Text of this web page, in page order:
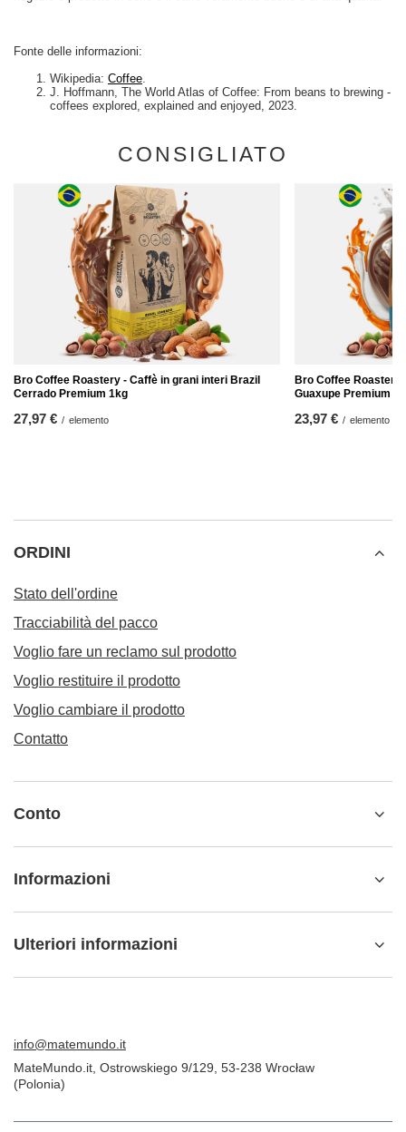
Fonte delle informazioni:
Wikipedia: Coffee.
J. Hoffmann, The World Atlas of Coffee: From beans to brewing -
coffees explored, explained and enjoyed, 2023.
CONSIGLIATO
Bro Coffee Roastery - Caffè in grani interi Brazil
Cerrado Premium 1kg
27,97 € / elemento
Bro Coffee Roastery
Guaxupe Premium
23,97 € / elemento
ORDINI
Stato dell'ordine
Tracciabilità del pacco
Voglio fare un reclamo sul prodotto
Voglio restituire il prodotto
Voglio cambiare il prodotto
Contatto
Conto
Informazioni
Ulteriori informazioni
info@matemundo.it
MateMundo.it, Ostrowskiego 9/129, 53-238 Wrocław
(Polonia)